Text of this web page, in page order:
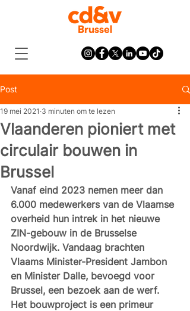
Post
Vlaanderen pioniert met
circulair bouwen in
Brussel
19 mei 2021 3 minuten om te lezen
Vanaf eind 2023 nemen meer dan
6.000 medewerkers van de Vlaamse
overheid hun intrek in het nieuwe
ZIN-gebouw in de Brusselse
Noordwijk. Vandaag brachten
Vlaams Minister-President Jambon
en Minister Dalle, bevoegd voor
Brussel, een bezoek aan de werf.
Het bouwproject is een primeur